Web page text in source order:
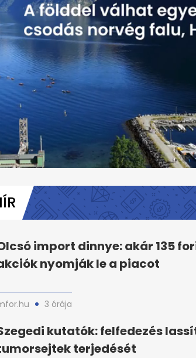
import dinnye: akár 135
nyomják le a piacot
3 órája
kutatók: felfedezés
terjedését